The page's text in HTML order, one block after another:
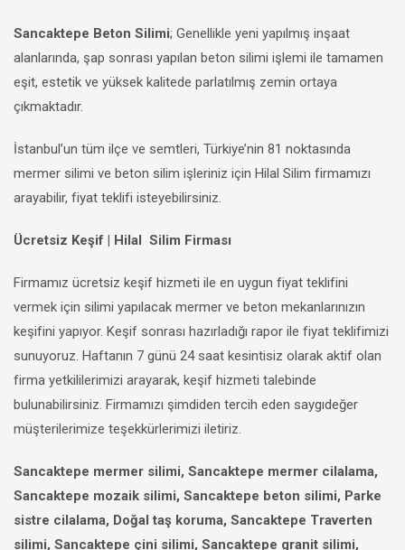
Sancaktepe Beton Silimi; Genellikle yeni yapılmış inşaat
alanlarında, şap sonrası yapılan beton silimi işlemi ile tamamen
eşit, estetik ve yüksek kalitede parlatılmış zemin ortaya
çıkmaktadır.
İstanbul’un tüm ilçe ve semtleri, Türkiye’nin 81 noktasında
mermer silimi ve beton silim işleriniz için Hilal Silim firmamızı
arayabilir, fiyat teklifi isteyebilirsiniz.
Ücretsiz Keşif | Hilal Silim Firması
Firmamız ücretsiz keşif hizmeti ile en uygun fiyat teklifini
vermek için silimi yapılacak mermer ve beton mekanlarınızın
keşifini yapıyor. Keşif sonrası hazırladığı rapor ile fiyat teklifimizi
sunuyoruz. Haftanın 7 günü 24 saat kesintisiz olarak aktif olan
firma yetkililerimizi arayarak, keşif hizmeti talebinde
bulunabilirsiniz. Firmamızı şimdiden tercih eden saygıdeğer
müşterilerimize teşekkürlerimizi iletiriz.
Sancaktepe mermer silimi, Sancaktepe mermer cilalama,
Sancaktepe mozaik silimi, Sancaktepe beton silimi, Parke
sistre cilalama, Doğal taş koruma, Sancaktepe Traverten
silimi, Sancaktepe çini silimi, Sancaktepe granit silimi,